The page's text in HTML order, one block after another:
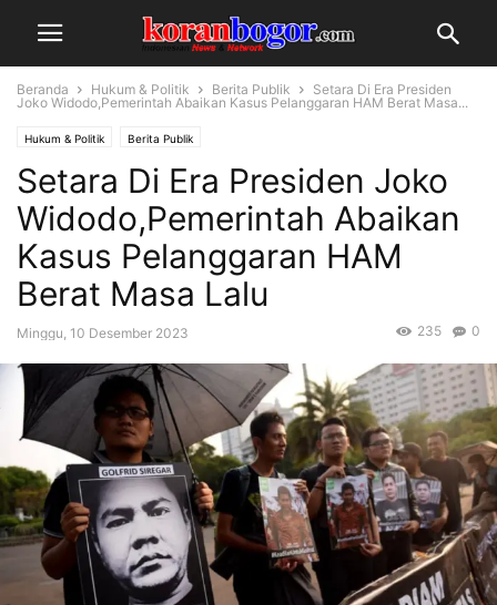
Beranda Hukum & Politik Berita Publik
Setara Di Era Presiden
Joko Widodo,Pemerintah Abaikan Kasus Pelanggaran HAM Berat Masa...
Hukum & Politik Berita Publik
Setara Di Era Presiden Joko
Widodo,Pemerintah Abaikan
Kasus Pelanggaran HAM
Berat Masa Lalu
Minggu, 10 Desember 2023 0
235